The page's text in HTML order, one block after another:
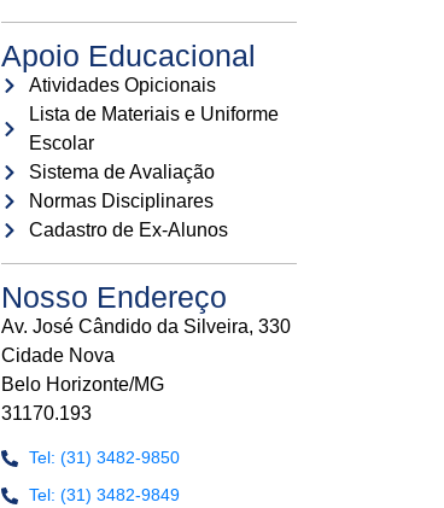
Apoio Educacional
Atividades Opicionais
Lista de Materiais e Uniforme
Escolar
Sistema de Avaliação
Normas Disciplinares
Cadastro de Ex-Alunos
Nosso Endereço
Av. José Cândido da Silveira, 330
Cidade Nova
Belo Horizonte/MG
31170.193
Tel: (31) 3482-9850
Tel: (31) 3482-9849